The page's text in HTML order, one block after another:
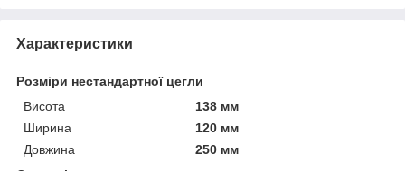
Характеристики
Розміри нестандартної цегли
Висота
138 мм
Ширина
120 мм
Довжина
250 мм